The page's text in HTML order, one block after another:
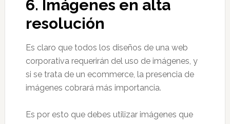
6. Imágenes en alta
resolución
Es claro que todos los diseños de una web
corporativa requerirán del uso de imágenes, y
si se trata de un ecommerce, la presencia de
imágenes cobrará más importancia.
Es por esto que debes utilizar imágenes que